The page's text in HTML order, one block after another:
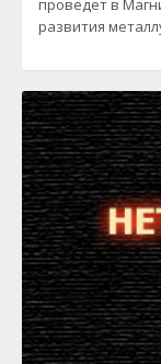
проведет в
развития